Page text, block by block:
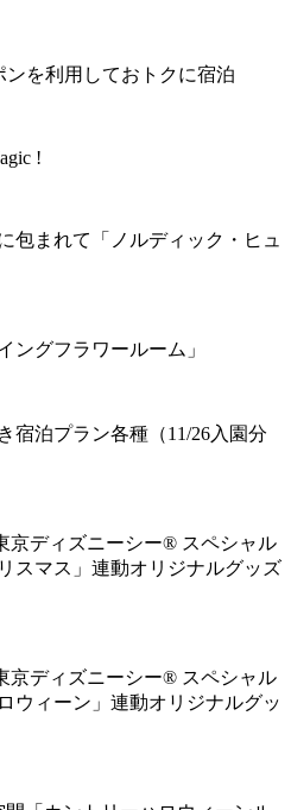
を利用しておトクに宿泊
!
包まれて「ノルディック・ヒュ
ングフラワールーム」
宿泊プラン各種（11/26入園分
京ディズニーシー® スペシャル
スマス」連動オリジナルグッズ
京ディズニーシー® スペシャル
ウィーン」連動オリジナルグッ